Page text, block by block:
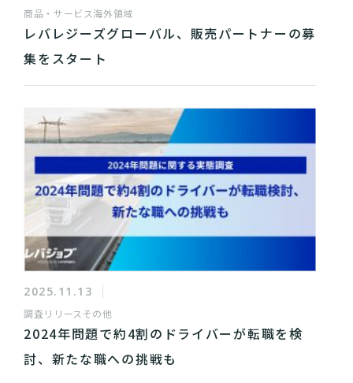
商品・サービス海外領域
レバレジーズグローバル、販売パートナーの募
集をスタート
2025.11.13
調査リリース その他
2024年問題で約4割のドライバーが転職を検
討、新たな職への挑戦も